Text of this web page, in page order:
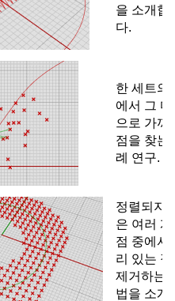
을 소개합
다.
한 세트의
에서 그
으로 가까
점을 찾는
례 연구.
정렬되지
은 여러
점 중에서
리 있는
제거하는
법을 소개